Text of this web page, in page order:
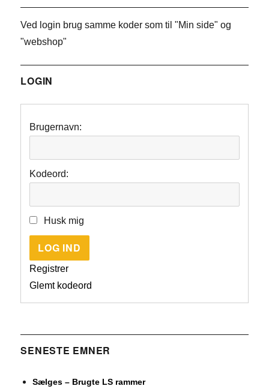
Ved login brug samme koder som til "Min side" og
"webshop"
LOGIN
Brugernavn:
Kodeord:
Husk mig
LOG IND
Registrer
Glemt kodeord
SENESTE EMNER
Sælges – Brugte LS rammer